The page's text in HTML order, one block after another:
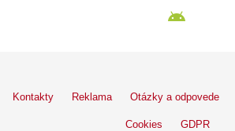
Kontakty Reklama Otázky a odpovede
Cookies GDPR